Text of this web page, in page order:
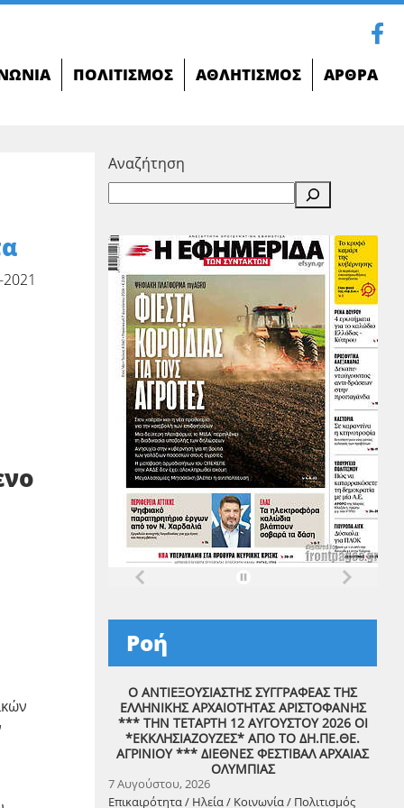
ΠΟΛΙΤΙΣΜΌΣ ΑΘΛΗΤΙΣΜΌΣ ΆΡΘΡΑ
Αναζήτηση
Ροή
Ο ΑΝΤΙΕΞΟΥΣΙΑΣΤΗΣ ΣΥΓΓΡΑΦΕΑΣ ΤΗΣ
ΕΛΛΗΝΙΚΗΣ ΑΡΧΑΙΟΤΗΤΑΣ ΑΡΙΣΤΟΦΑΝΗΣ
*** ΤΗΝ ΤΕΤΑΡΤΗ 12 ΑΥΓΟΥΣΤΟΥ 2026 ΟΙ
*ΕΚΚΛΗΣΙΑΖΟΥΖΕΣ* ΑΠΟ ΤΟ ΔΗ.ΠΕ.ΘΕ.
ΑΓΡΙΝΙΟΥ *** ΔΙΕΘΝΕΣ ΦΕΣΤΙΒΑΛ ΑΡΧΑΙΑΣ
ΟΛΥΜΠΙΑΣ
7 Αυγούστου, 2026
Επικαιρότητα / Ηλεία / Κοινωνία / Πολιτισμός